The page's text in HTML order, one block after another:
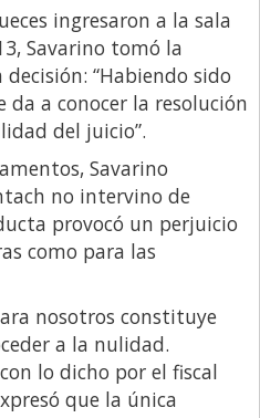
ingresaron a la sala
Savarino tomó la
“Habiendo sido
da a conocer la resolución
del juicio”.
Savarino
no intervino de
provocó un perjuicio
como para las
nosotros constituye
a la nulidad.
lo dicho por el fiscal
que la única